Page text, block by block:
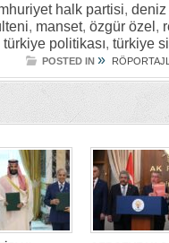
halk partisi,
, manset, özgür özel,
türkiye politikası, türkiye
POSTED IN »